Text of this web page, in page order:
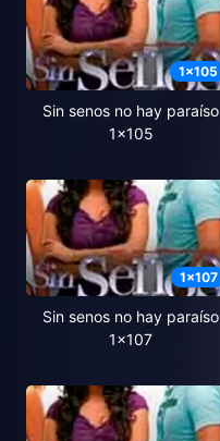
1x105
Sin senos no hay paraíso
1x105
1x107
Sin senos no hay paraíso
1x107